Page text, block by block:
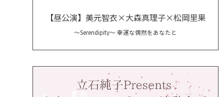
【昼公演】美元智衣×大森真理子×松岡里果
〜Serendipity〜 幸運な偶然をあなたと